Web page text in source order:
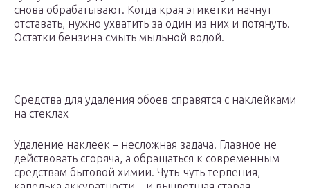
снова обрабатывают. Когда края этикетки начнут
отставать, нужно ухватить за один из них и потянуть.
Остатки бензина смыть мыльной водой.
Средства для удаления обоев справятся с наклейками
на стеклах
Удаление наклеек – несложная задача. Главное не
действовать сгоряча, а обращаться к современным
средствам бытовой химии. Чуть-чуть терпения,